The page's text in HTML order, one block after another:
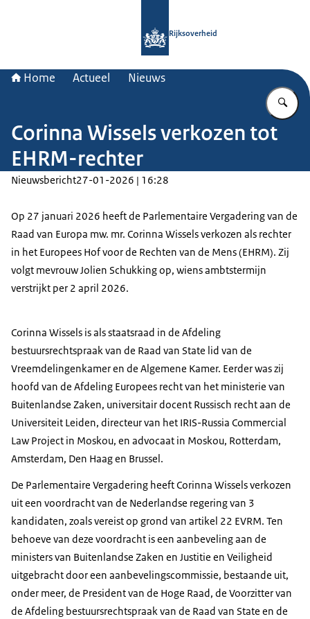
Rijksoverheid
Home Actueel Nieuws
Corinna Wissels verkozen tot
EHRM-rechter
Nieuwsbericht27-01-2026 | 16:28
Op 27 januari 2026 heeft de Parlementaire Vergadering van de
Raad van Europa mw. mr. Corinna Wissels verkozen als rechter
in het Europees Hof voor de Rechten van de Mens (EHRM). Zij
volgt mevrouw Jolien Schukking op, wiens ambtstermijn
verstrijkt per 2 april 2026.
Corinna Wissels is als staatsraad in de Afdeling
bestuursrechtspraak van de Raad van State lid van de
Vreemdelingenkamer en de Algemene Kamer. Eerder was zij
hoofd van de Afdeling Europees recht van het ministerie van
Buitenlandse Zaken, universitair docent Russisch recht aan de
Universiteit Leiden, directeur van het IRIS-Russia Commercial
Law Project in Moskou, en advocaat in Moskou, Rotterdam,
Amsterdam, Den Haag en Brussel.
De Parlementaire Vergadering heeft Corinna Wissels verkozen
uit een voordracht van de Nederlandse regering van 3
kandidaten, zoals vereist op grond van artikel 22 EVRM. Ten
behoeve van deze voordracht is een aanbeveling aan de
ministers van Buitenlandse Zaken en Justitie en Veiligheid
uitgebracht door een aanbevelingscommissie, bestaande uit,
onder meer, de President van de Hoge Raad, de Voorzitter van
de Afdeling bestuursrechtspraak van de Raad van State en de